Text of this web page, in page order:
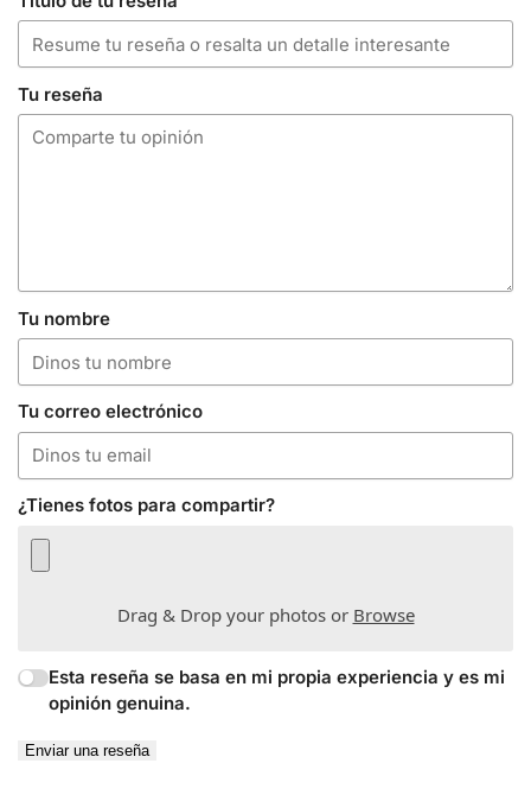
Tu reseña
Tu nombre
Tu correo electrónico
¿Tienes fotos para compartir?
Drag & Drop your photos or Browse
Esta reseña se basa en mi propia experiencia y es mi
opinión genuina.
Enviar una reseña